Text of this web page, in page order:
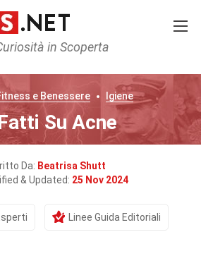
in Scoperta
e Benessere Igiene
Su Acne
Da: Beatrisa Shutt
& Updated: 25 Nov 2024
Linee Guida Editoriali